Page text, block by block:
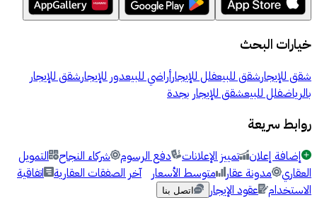
خيارات البحث
شقق للإيجارشقق للبيعفلل للإيجارأراضي للبيعدور للإيجارشقق للإيجار
بالرياضفلل للبيعشقق للإيجار بجدة
روابط سريعة
إضافة إعلان تمييز الإعلانات دفع الرسوم شركاء النجاح التمويل
العقاري مدونة عقار متوسط الأسعار آخر الصفقات العقارية اتفاقية
الاستخدام عقود الإيجار اتصل بنا